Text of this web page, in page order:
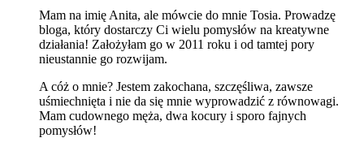
Mam na imię Anita, ale mówcie do mnie Tosia. Prowadzę
bloga, który dostarczy Ci wielu pomysłów na kreatywne
działania! Założyłam go w 2011 roku i od tamtej pory
nieustannie go rozwijam.
A cóż o mnie? Jestem zakochana, szczęśliwa, zawsze
uśmiechnięta i nie da się mnie wyprowadzić z równowagi.
Mam cudownego męża, dwa kocury i sporo fajnych
pomysłów!